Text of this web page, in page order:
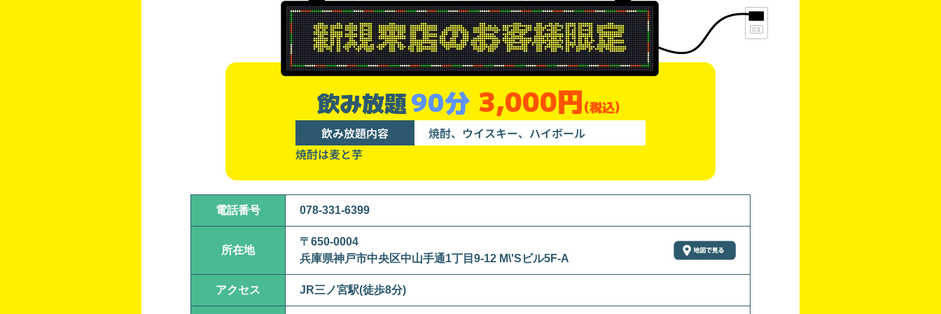
飲み放題90分 3,000円(税込)
飲み放題内容
焼酎、ウイスキー、ハイボール
焼酎は麦と芋
電話番号 078-331-6399
所在地
〒650-0004
兵庫県神戸市中央区中山手通1丁目9-12 M\'Sビル5F-A
アクセス JR三ノ宮駅(徒歩8分)